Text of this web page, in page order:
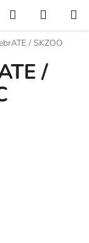
Hľadať
KOŠÍK
/ SKZOO
/